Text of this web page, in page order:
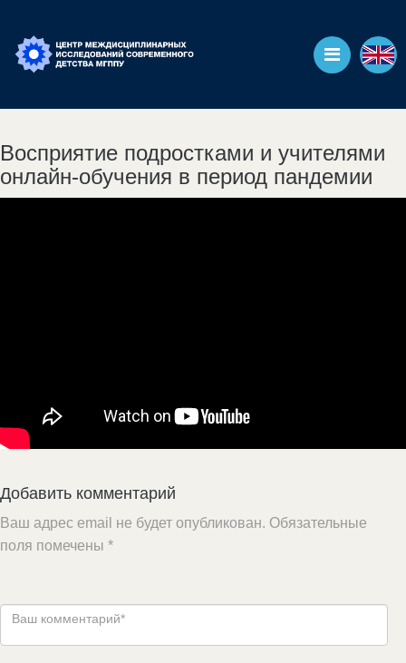
Восприятие подростками и учителями
онлайн-обучения в период пандемии
Добавить комментарий
Ваш адрес email не будет опубликован. Обязательные
поля помечены *